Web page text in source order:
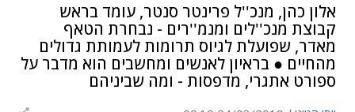
אלון כהן, מנכ''ל פרינטר סנטר, עומד בראש
קבוצת מנכ''לים ומנמ''רים - נבחרת הטאף
מאדר, שפועלת לגיוס תרומות לעמותת גדולים
מהחיים ● בראיון לאנשים ומחשבים הוא מדבר על
ספורט אתגרי, מדפסות - ומה שביניהם